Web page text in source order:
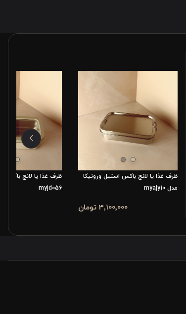
ظرف غذا یا لانچ باکس استیل ورونیکا
مدل myajy10
3٬100٬000 تومان
ظرف غذا یا لانچ باکس
myjd056